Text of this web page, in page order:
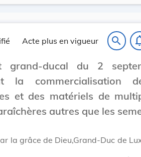
Acte plus en vigueur search
grand-ducal du 2
la commercialisation
et des matériels de
autres que les
la grâce de Dieu,Grand-Duc de